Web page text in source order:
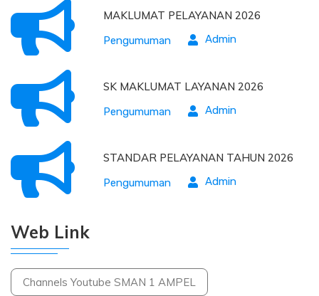
MAKLUMAT PELAYANAN 2026
Pengumuman Admin
SK MAKLUMAT LAYANAN 2026
Pengumuman Admin
STANDAR PELAYANAN TAHUN 2026
Pengumuman Admin
Web Link
Channels Youtube SMAN 1 AMPEL